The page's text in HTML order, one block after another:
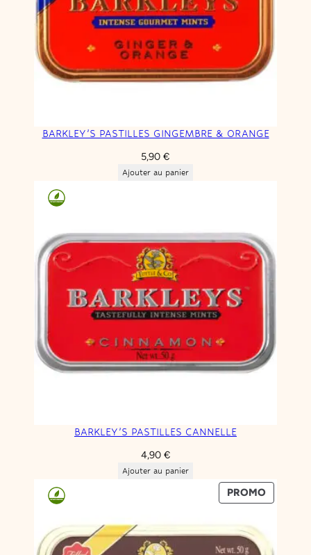
BARKLEY’S PASTILLES GINGEMBRE & ORANGE
5,90 €
Ajouter au panier
BARKLEY’S PASTILLES CANNELLE
4,90 €
Ajouter au panier
PROMOPRODUIT
EN